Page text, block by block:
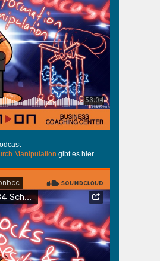
Manipulation gibt es hier